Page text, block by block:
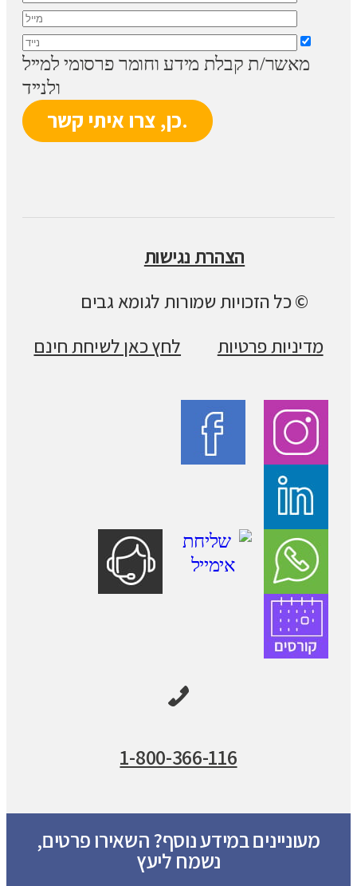
מאשר/ת קבלת מידע וחומר פרסומי למייל
ולנייד
הצהרת נגישות
© כל הזכויות שמורות לגומא גבים
מדיניות פרטיות
לחץ כאן לשיחת חינם
1-800-366-116
מעוניינים במידע נוסף? השאירו פרטים,
נשמח ליעץ